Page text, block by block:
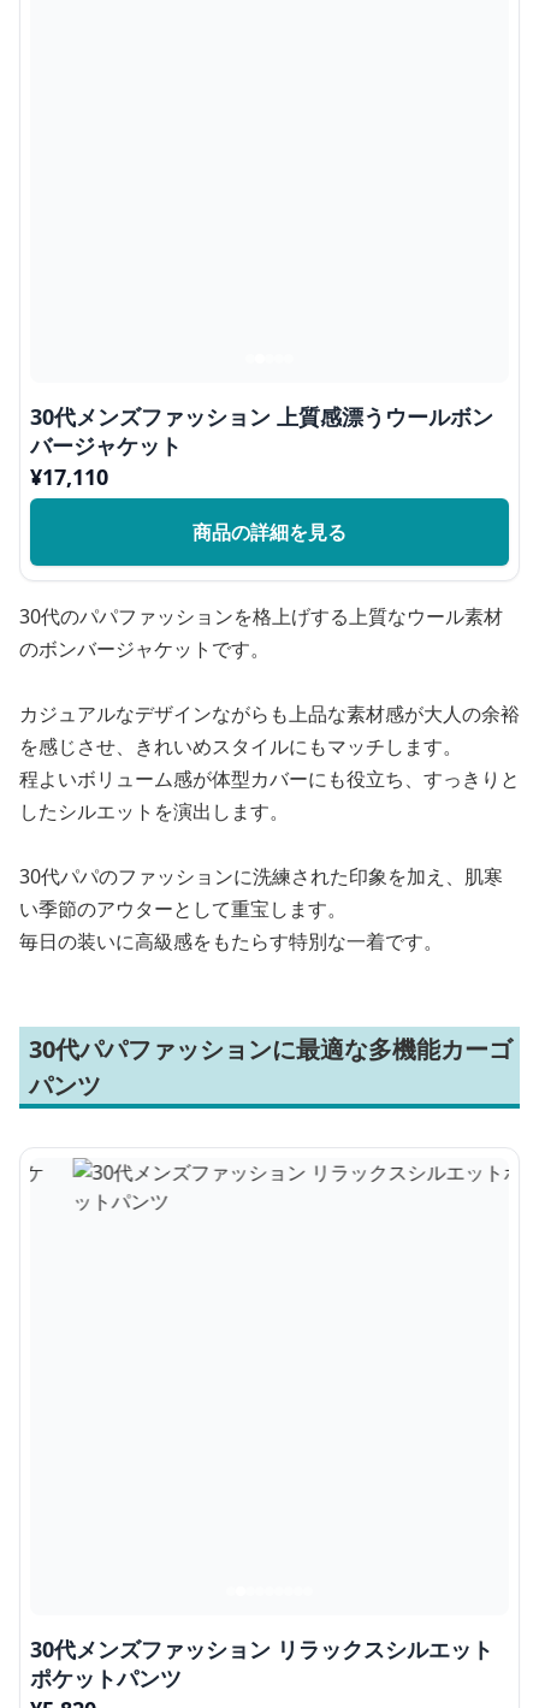
30代メンズファッション 上質感漂うウールボン
バージャケット
¥17,110
商品の詳細を見る
30代のパパファッションを格上げする上質なウール素材
のボンバージャケットです。
カジュアルなデザインながらも上品な素材感が大人の余裕
を感じさせ、きれいめスタイルにもマッチします。
程よいボリューム感が体型カバーにも役立ち、すっきりと
したシルエットを演出します。
30代パパのファッションに洗練された印象を加え、肌寒
い季節のアウターとして重宝します。
毎日の装いに高級感をもたらす特別な一着です。
30代パパファッションに最適な多機能カーゴ
パンツ
30代メンズファッション リラックスシルエット
ポケットパンツ